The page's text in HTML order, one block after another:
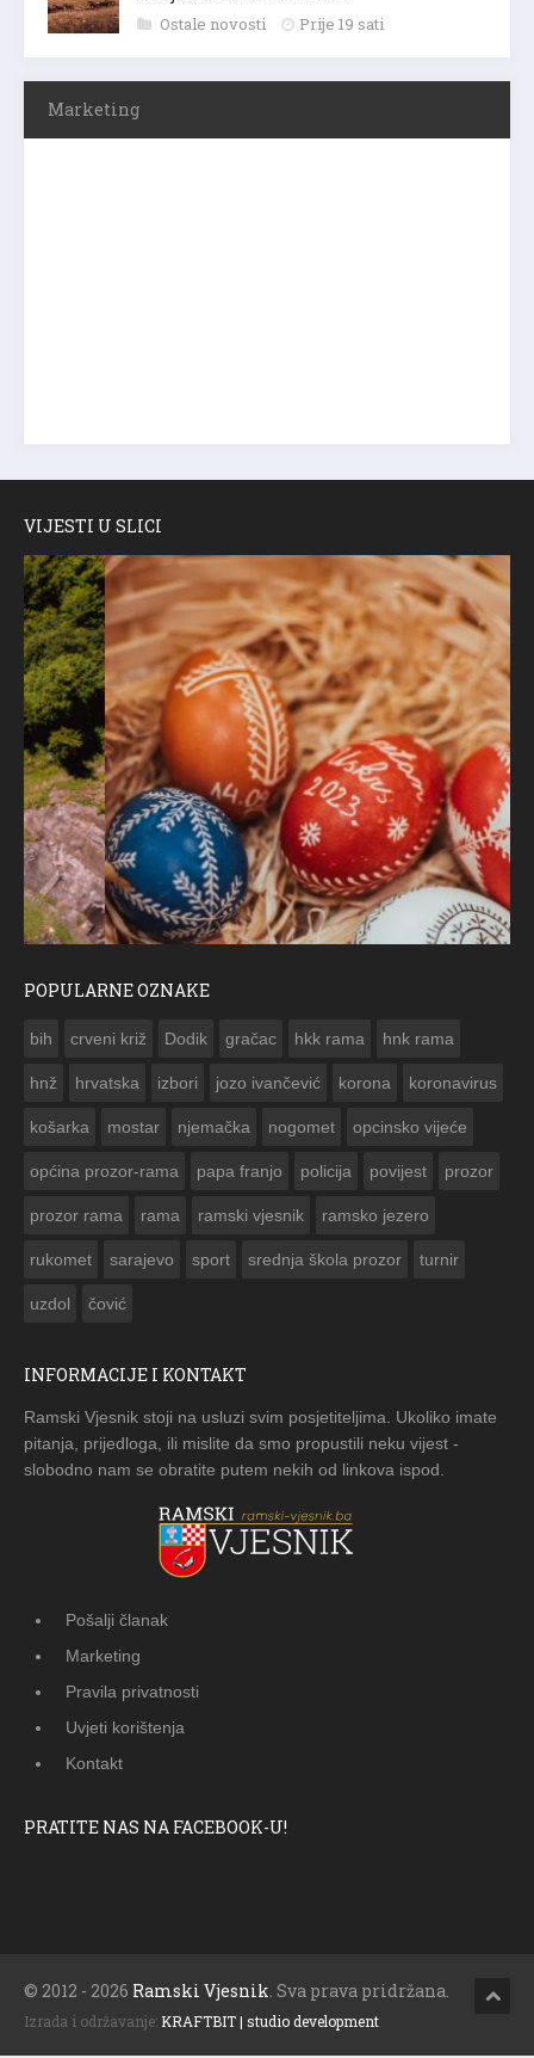
Ostale novosti Prije 19 sati
Marketing
VIJESTI U SLICI
POPULARNE OZNAKE
bih crveni križ Dodik gračac hkk rama hnk rama
hnž hrvatska izbori jozo ivančević korona koronavirus
košarka mostar njemačka nogomet opcinsko vijeće
općina prozor-rama papa franjo policija povijest prozor
prozor rama rama ramski vjesnik ramsko jezero
rukomet sarajevo sport srednja škola prozor turnir
uzdol čović
INFORMACIJE I KONTAKT
Ramski Vjesnik stoji na usluzi svim posjetiteljima. Ukoliko imate
pitanja, prijedloga, ili mislite da smo propustili neku vijest -
slobodno nam se obratite putem nekih od linkova ispod.
Pošalji članak
Marketing
Pravila privatnosti
Uvjeti korištenja
Kontakt
PRATITE NAS NA FACEBOOK-U!
© 2012 - 2026 Ramski Vjesnik. Sva prava pridržana.
Izrada i održavanje: KRAFTBIT | studio development